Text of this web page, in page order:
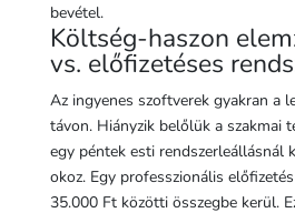
bevétel.
Költség-haszon
vs. előfizetéses
Az ingyenes szoftverek gyakran a
távon. Hiányzik belőlük a szakmai
egy péntek esti rendszerleállásnál
okoz. Egy professzionális
35.000 Ft közötti összegbe kerül.